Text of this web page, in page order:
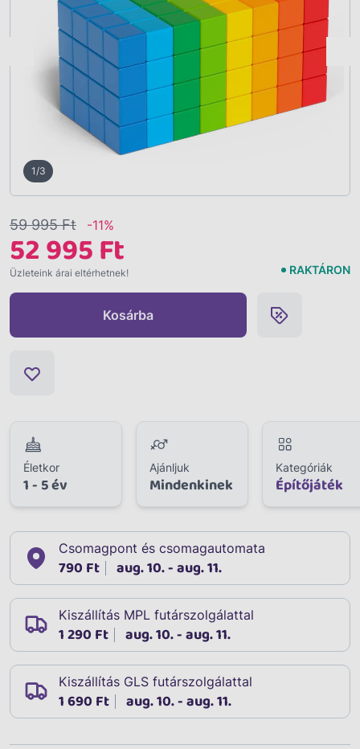
Vissza
1/3
59 995 Ft -11%
52 995 Ft
Üzleteink árai eltérhetnek! RAKTÁRON
Kosárba
Életkor
1 - 5 év
Ajánljuk
Mindenkinek
Kategóriák
Építőjáték
Csomagpont és csomagautomata
790 Ft aug. 10. - aug. 11.
Kiszállítás MPL futárszolgálattal
1 290 Ft aug. 10. - aug. 11.
Kiszállítás GLS futárszolgálattal
1 690 Ft aug. 10. - aug. 11.